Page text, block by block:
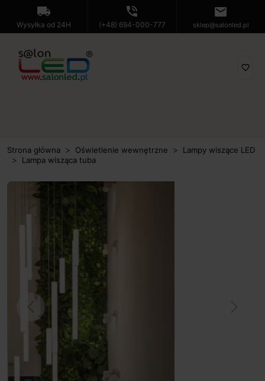
local_shipping
Wysyłka od 24H
phone_in_talk
(+48) 694-000-777
mail
sklep@salonled.pl
favorite_border
Strona główna Oświetlenie wewnętrzne
Lampy wiszące LED
Lampa wisząca tuba
Previous